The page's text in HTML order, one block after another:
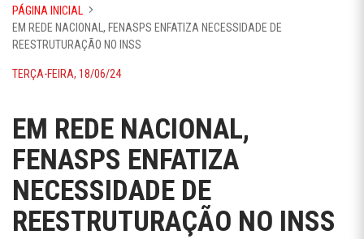
PÁGINA INICIAL
EM REDE NACIONAL, FENASPS ENFATIZA NECESSIDADE DE
REESTRUTURAÇÃO NO INSS
TERÇA-FEIRA, 18/06/24
EM REDE NACIONAL,
FENASPS ENFATIZA
NECESSIDADE DE
REESTRUTURAÇÃO NO INSS